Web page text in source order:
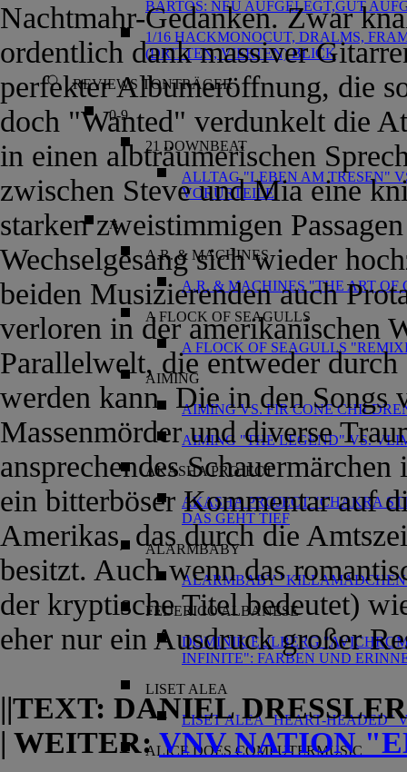
BARTOS: NEU AUFGELEGT,GUT
1/16 HACKMONOCUT, DRALMS,
(DRITTEN, VIERTEN) BLICK
REVIEWS TONTRÄGER
0-9
21 DOWNBEAT
ALLTAG "LEBEN AM TRESEN"
VORURTEILE
A
A.R. & MACHINES
A.R. & MACHINES "THE ART OF
A FLOCK OF SEAGULLS
A FLOCK OF SEAGULLS
AIMING
AIMING VS. FIR CONE
AIMING "THE LEGEND" VS.
AKASHA PROJECT
AKASHA PROJECT "CHAKRA
DAS GEHT TIEF
ALARMBABY
ALARMBABY
FEDERICO ALBANESE
DOMINIK EULBERG
INFINITE": FARBEN UND
LISET ALEA
LISET ALEA "HEART-HEADED"
ALICE DOES COMPUTERMUSIC
Nachtmahr-Gedanken. Zwar
ordentlich dank massiver
perfekter Albumeröffnung, die
doch "Wanted" verdunkelt die
in einen albträumerischen
zwischen Steve und Mia eine
starken zweistimmigen
Wechselgesang sich wieder
beiden Musizierenden auch
verloren in der amerikanischen
Parallelwelt, die entweder
werden kann. Die in den Songs
Massenmörder und diverse
ansprechendes
ein bitterböser Kommentar auf
Amerikas, das durch die
besitzt. Auch wenn das
der kryptische Titel bedeutet)
eher nur ein Ausdruck großer
||TEXT: DANIEL
| WEITER: VNV NATION